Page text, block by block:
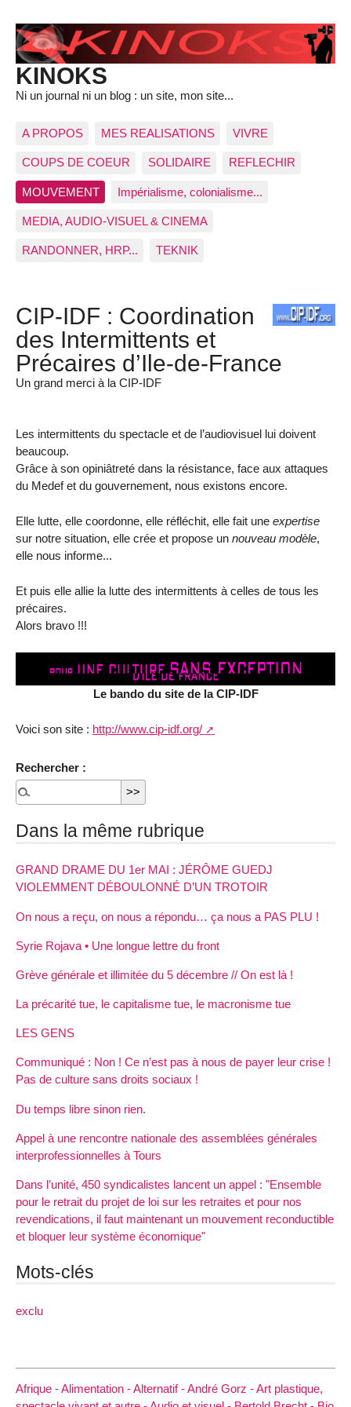
KINOKS
Ni un journal ni un blog : un site, mon site...
A PROPOS MES REALISATIONS VIVRE
COUPS DE COEUR SOLIDAIRE REFLECHIR
MOUVEMENT Impérialisme, colonialisme...
MEDIA, AUDIO-VISUEL & CINEMA
RANDONNER, HRP... TEKNIK
CIP-IDF : Coordination
des Intermittents et
Précaires d’Ile-de-France
Un grand merci à la CIP-IDF
Les intermittents du spectacle et de l’audiovisuel lui doivent
beaucoup.
Grâce à son opiniâtreté dans la résistance, face aux attaques
du Medef et du gouvernement, nous existons encore.
Elle lutte, elle coordonne, elle réfléchit, elle fait une expertise
sur notre situation, elle crée et propose un nouveau modèle,
elle nous informe...
Et puis elle allie la lutte des intermittents à celles de tous les
précaires.
Alors bravo !!!
Le bando du site de la CIP-IDF
Voici son site : http://www.cip-idf.org/
Rechercher :
Dans la même rubrique
GRAND DRAME DU 1er MAI : JÉRÔME GUEDJ
VIOLEMMENT DÉBOULONNÉ D’UN TROTOIR
On nous a reçu, on nous a répondu… ça nous a PAS PLU !
Syrie Rojava • Une longue lettre du front
Grève générale et illimitée du 5 décembre // On est là !
La précarité tue, le capitalisme tue, le macronisme tue
LES GENS
Communiqué : Non ! Ce n’est pas à nous de payer leur crise !
Pas de culture sans droits sociaux !
Du temps libre sinon rien.
Appel à une rencontre nationale des assemblées générales
interprofessionnelles à Tours
Dans l’unité, 450 syndicalistes lancent un appel : "Ensemble
pour le retrait du projet de loi sur les retraites et pour nos
revendications, il faut maintenant un mouvement reconductible
et bloquer leur système économique"
Mots-clés
exclu
Afrique -Alimentation -Alternatif -André Gorz -Art plastique,